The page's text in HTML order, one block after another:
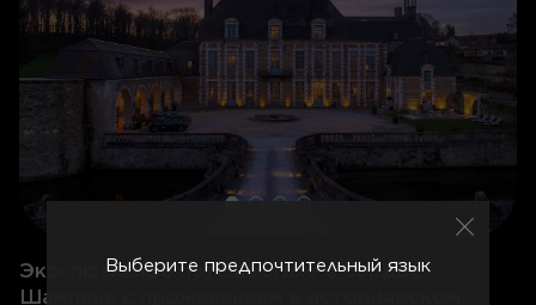
Эксклюзивное путешествие в сердце
Шампани с проживанием в историческом
Выберите предпочтительный язык